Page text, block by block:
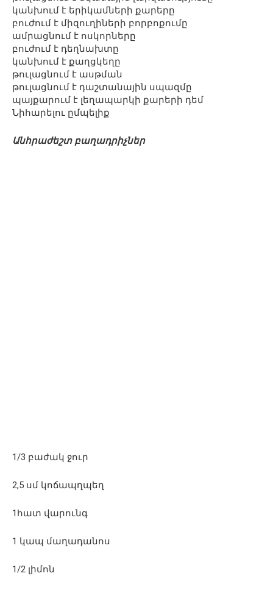
կանխում է երիկամների քարերը
բուժում է միզուղիների բորբոքումը
ամրացնում է ոսկորները
բուժում է դեղնախտը
կանխում է քաղցկեղը
թուլացնում է ասթման
թուլացնում է դաշտանային սպազմը
պայքարում է լեղապարկի քարերի դեմ
Նիհարելու ըմպելիք
Անհրաժեշտ բաղադրիչներ
1/3 բաժակ ջուր
2,5 սմ կոճապղպեղ
1հատ վարունգ
1 կապ մաղադանոս
1/2 լիմոն